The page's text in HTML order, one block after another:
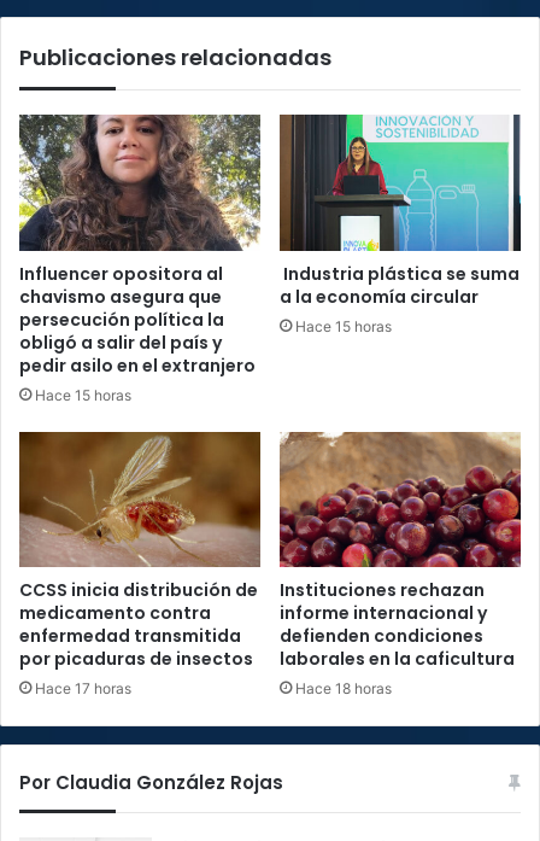
Publicaciones relacionadas
Influencer opositora al
chavismo asegura que
persecución política la
obligó a salir del país y
pedir asilo en el extranjero
Hace 15 horas
Industria plástica se suma
a la economía circular
Hace 15 horas
CCSS inicia distribución de
medicamento contra
enfermedad transmitida
por picaduras de insectos
Hace 17 horas
Instituciones rechazan
informe internacional y
defienden condiciones
laborales en la caficultura
Hace 18 horas
Por Claudia González Rojas